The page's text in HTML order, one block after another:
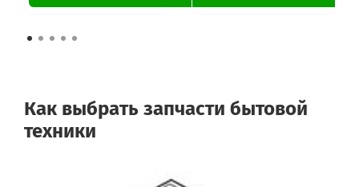
Как выбрать запчасти бытовой
техники